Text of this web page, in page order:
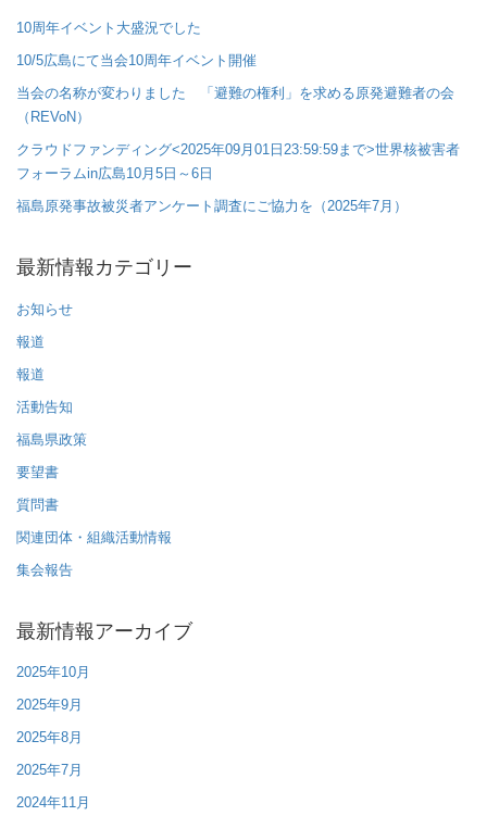
10周年イベント大盛況でした
10/5広島にて当会10周年イベント開催
当会の名称が変わりました 「避難の権利」を求める原発避難者の会
（REVoN）
クラウドファンディング<2025年09月01日23:59:59まで>世界核被害者
フォーラムin広島10月5日～6日
福島原発事故被災者アンケート調査にご協力を（2025年7月）
最新情報カテゴリー
お知らせ
報道
報道
活動告知
福島県政策
要望書
質問書
関連団体・組織活動情報
集会報告
最新情報アーカイブ
2025年10月
2025年9月
2025年8月
2025年7月
2024年11月